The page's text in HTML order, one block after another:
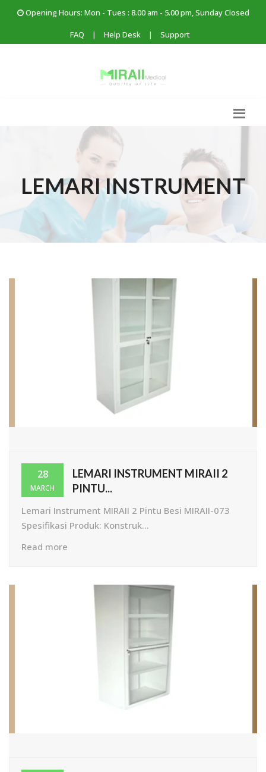
Opening Hours: Mon - Tues : 8.00 am - 5.00 pm, Sunday Closed
FAQ | Help Desk | Support
LEMARI INSTRUMENT
28
MARCH
LEMARI INSTRUMENT MIRAII 2
PINTU...
Lemari Instrument MIRAII 2 Pintu Besi MIRAII-073
Spesifikasi Produk: Konstruk...
Read more